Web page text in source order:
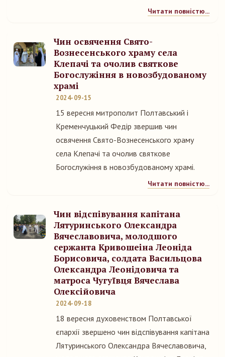
Читати повністю...
Чин освячення Свято-
Вознесенського храму села
Клепачі та очолив святкове
Богослужіння в новозбудованому
храмі
2024-09-15
15 вересня митрополит Полтавський і
Кременчуцький Федір звершив чин
освячення Свято-Вознесенського храму
села Клепачі та очолив святкове
Богослужіння в новозбудованому храмі.
Читати повністю...
Чин відспівування капітана
Лятуринського Олександра
Вячеславовича, молодшого
сержанта Кривошеіна Леоніда
Борисовича, солдата Васильцова
Олександра Леонідовича та
матроса Чугуївця Вячеслава
Олексійовича
2024-09-18
18 вересня духовенством Полтавської
єпархії звершено чин відспівування капітана
Лятуринського Олександра Вячеславовича,